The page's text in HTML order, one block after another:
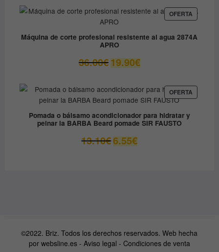
era:
79.90€.
es:
OFERTA
EN
Máquina de corte profesional resistente al agua 2874A
APRO
36.00€ El
precio
era:
36.00€.
19.90€El
precio
es:
19.90€.
OFERTA
EN
Pomada o bálsamo acondicionador para hidratar y
peinar la BARBA Beard pomade SIR FAUSTO
13.10€El
precio
6.55€El
precio
©2022. Briz. Todos los derechos reservados. Web hecha
por websline.es- Aviso legal - Condiciones de venta